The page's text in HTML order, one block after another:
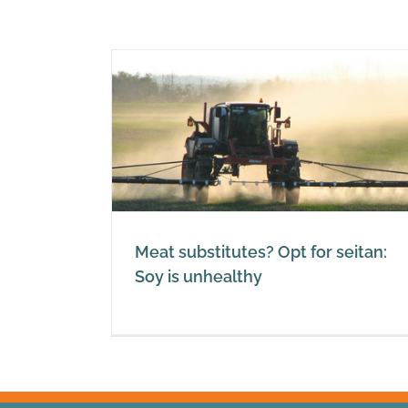
Meat substitutes? Opt for seitan:
Soy is unhealthy